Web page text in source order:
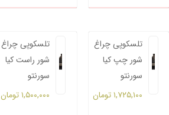
تلسکوپی چراغ
شور چپ کیا
سورنتو
۱,۷۲۵,۱۰۰تومان
تلسکوپی چراغ
شور راست کیا
سورنتو
۱,۵۰۰,۰۰۰تومان